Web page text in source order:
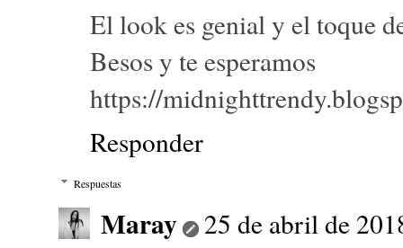
El look es genial y el toque
Besos y te esperamos
https://
Responder
Respuestas
Maray
25 de abril de